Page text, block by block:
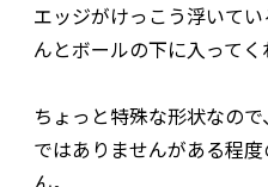
エッジがけっこう浮いて
んとボールの下に入ってく
ちょっと特殊な形状なの
ではありませんがある程